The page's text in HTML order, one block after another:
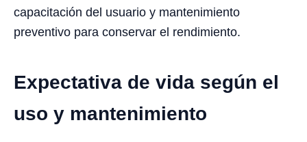
capacitación del usuario y mantenimiento
preventivo para conservar el rendimiento.
Expectativa de vida según el
uso y mantenimiento